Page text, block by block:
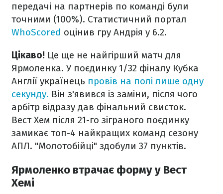
передачі на партнерів по команді були
точними (100%). Статистичний портал
WhoScored оцінив гру Андрія у 6.2.
Цікаво! Це ще не найгірший матч для
Ярмоленка. У поєдинку 1/32 фіналу Кубка
Англії українець провів на полі лише одну
секунду. Він з'явився із заміни, після чого
арбітр відразу дав фінальний свисток.
Вест Хем після 21-го зіграного поєдинку
замикає топ-4 найкращих команд сезону
АПЛ. "Молотобійці" здобули 37 пунктів.
Ярмоленко втрачає форму у Вест
Хемі